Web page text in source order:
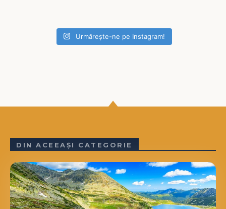
Urmărește-ne pe Instagram!
DIN ACEEAȘI CATEGORIE